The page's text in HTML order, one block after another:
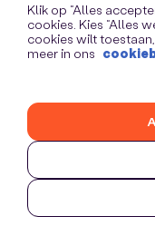
Klik op “Alles
cookies. Kies “Alles
cookies wilt
meer in ons